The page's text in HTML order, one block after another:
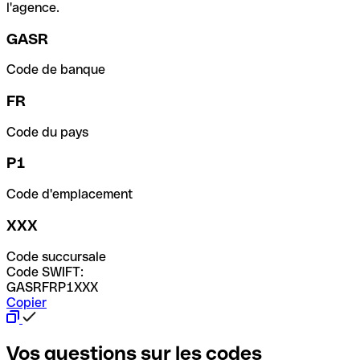
l'agence.
GASR
Code de banque
FR
Code du pays
P1
Code d'emplacement
XXX
Code succursale
Code SWIFT:
GASRFRP1XXX
Copier
Vos questions sur les codes